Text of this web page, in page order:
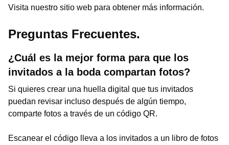
Visita nuestro sitio web para obtener más información.
Preguntas Frecuentes.
¿Cuál es la mejor forma para que los
invitados a la boda compartan fotos?
Si quieres crear una huella digital que tus invitados
puedan revisar incluso después de algún tiempo,
comparte fotos a través de un código QR.
Escanear el código lleva a los invitados a un libro de fotos